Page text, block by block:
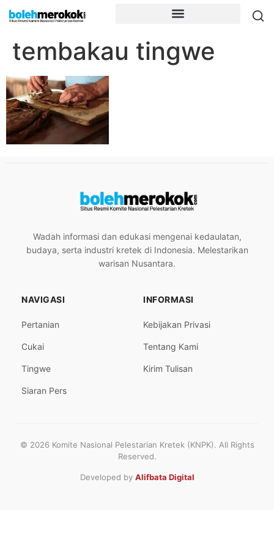
tembakau tingwe
Wadah informasi dan edukasi mengenai kedaulatan,
budaya, serta industri kretek di Indonesia. Melestarikan
warisan Nusantara.
NAVIGASI
Pertanian
Cukai
Tingwe
Siaran Pers
INFORMASI
Kebijakan Privasi
Tentang Kami
Kirim Tulisan
© 2026 Komite Nasional Pelestarian Kretek (KNPK). All Rights
Reserved.
Developed by Alifbata Digital